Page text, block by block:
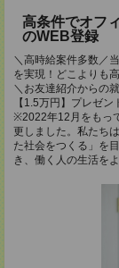
高条件でオフ
のWEB登録
＼高時給案件多数／
を実現！どこよりも
＼お友達紹介からの
【1.5万円】プレゼ
※2022年12月をもっ
更しました。私たち
た社会をつくる」を
き、働く人の生活を